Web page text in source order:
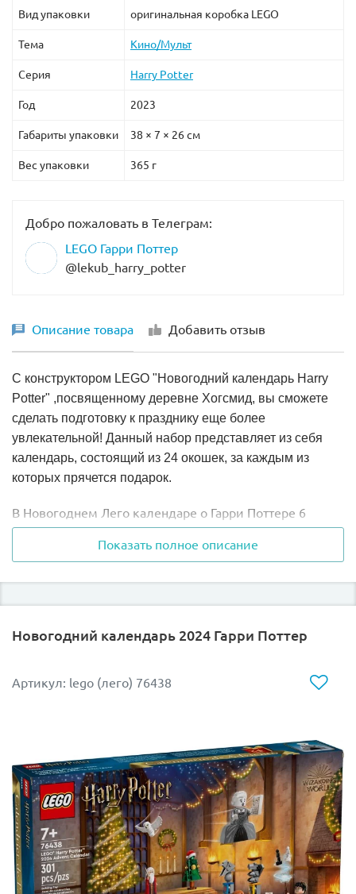
Вид упаковки оригинальная коробка LEGO
Тема Кино/Мульт
Серия Harry Potter
Год 2023
Габариты упаковки 38 × 7 × 26 см
Вес упаковки 365 г
Добро пожаловать в Телеграм:
LEGO Гарри Поттер
@lekub_harry_potter
Описание товара Добавить отзыв
С конструктором LEGO "Новогодний календарь Harry
Potter" ,посвященному деревне Хогсмид, вы сможете
сделать подготовку к празднику еще более
увлекательной! Данный набор представляет из себя
календарь, состоящий из 24 окошек, за каждым из
которых прячется подарок.
В Новогоднем Лего календаре о Гарри Поттере 6
минифигурок, одна из которых выпущена впервые
Аберфорт Дамблдор.
Воплотить в жизнь захватывающие сцены из фильма в
волшебной деревне Хогсмид вам поможет этот набор!
Показать полное описание
Новогодний календарь 2024 Гарри Поттер
Артикул: lego (лего) 76438